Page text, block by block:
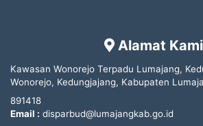
Alamat Kami
Kawasan Wonorejo Terpadu Lumajang,
Wonorejo, Kedungjajang, Kabupaten
891418
Email : disparbud@lumajangkab.go.id